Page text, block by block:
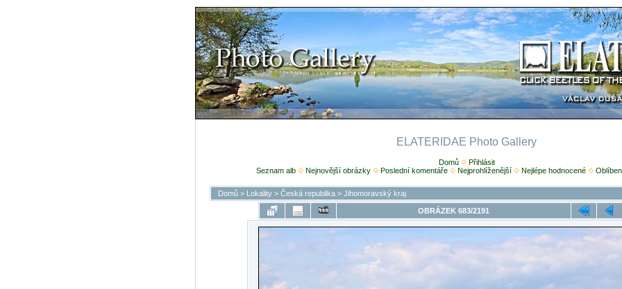
ELATERIDAE Photo Gallery
Domů
Přihlásit
Seznam alb
Nejnovější obrázky Poslední komentáře Nejprohlíženější Nejlépe hodnocené
Domů> Lokality> Česká republika> Jihomoravský kraj
OBRÁZEK 683/2191